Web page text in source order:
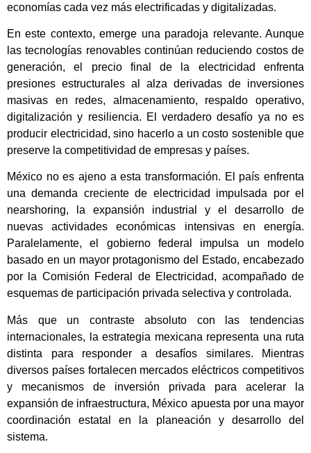
economías cada vez más electrificadas y digitalizadas.
En este contexto, emerge una paradoja relevante. Aunque
las tecnologías renovables continúan reduciendo costos de
generación, el precio final de la electricidad enfrenta
presiones estructurales al alza derivadas de inversiones
masivas en redes, almacenamiento, respaldo operativo,
digitalización y resiliencia. El verdadero desafío ya no es
producir electricidad, sino hacerlo a un costo sostenible que
preserve la competitividad de empresas y países.
México no es ajeno a esta transformación. El país enfrenta
una demanda creciente de electricidad impulsada por el
nearshoring, la expansión industrial y el desarrollo de
nuevas actividades económicas intensivas en energía.
Paralelamente, el gobierno federal impulsa un modelo
basado en un mayor protagonismo del Estado, encabezado
por la Comisión Federal de Electricidad, acompañado de
esquemas de participación privada selectiva y controlada.
Más que un contraste absoluto con las tendencias
internacionales, la estrategia mexicana representa una ruta
distinta para responder a desafíos similares. Mientras
diversos países fortalecen mercados eléctricos competitivos
y mecanismos de inversión privada para acelerar la
expansión de infraestructura, México apuesta por una mayor
coordinación estatal en la planeación y desarrollo del
sistema.